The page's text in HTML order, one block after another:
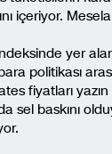
içeriyor.
yer
politikası
fiyatları yazın
sel baskını